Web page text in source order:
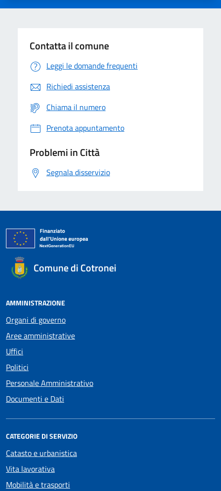
Contatta il comune
Leggi le domande frequenti
Richiedi assistenza
Chiama il numero
Prenota appuntamento
Problemi in Città
Segnala disservizio
Comune di Cotronei
AMMINISTRAZIONE
Organi di governo
Aree amministrative
Uffici
Politici
Personale Amministrativo
Documenti e Dati
CATEGORIE DI SERVIZIO
Catasto e urbanistica
Vita lavorativa
Mobilità e trasporti